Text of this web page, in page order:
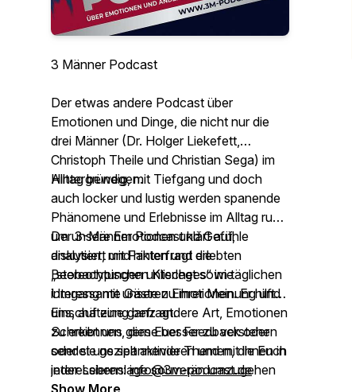
3 Männer Podcast
Der etwas andere Podcast über
Emotionen und Dinge, die nicht nur die
drei Männer (Dr. Holger Liekefett,
Christoph Theile und Christian Sega) im
Alltag bewegen.
Hintergründig, mit Tiefgang und doch
auch locker und lustig werden spanende
Phänomene und Erlebnisse im Alltag rund
um unsere Emotionen und Gefühle
diskutiert, mit Fakten und erlebten
Beobachtungen unterlegt sowie
interessante Gäste zu ihrer Meinung und
Einschätzung befragt.
Der 3-Männer Podcast klärt auf,
analysiert und hinterfragt die
„stereotypischen Klischees“ im täglichen
Umgang mit unseren Emotionen. Er hilft
uns, auf eine ganz andere Art, Emotionen
zu erkennen, diese besser zu verstehen
oder sie gezielt aktivieren und mit ihnen in
jeder Lebenslage souverän umzugehen
zu können.
Schreibt uns gern Euer Feedback oder
sendet uns spannende Themen, die Euch
interessieren:info@3m-podcast.de
Show More